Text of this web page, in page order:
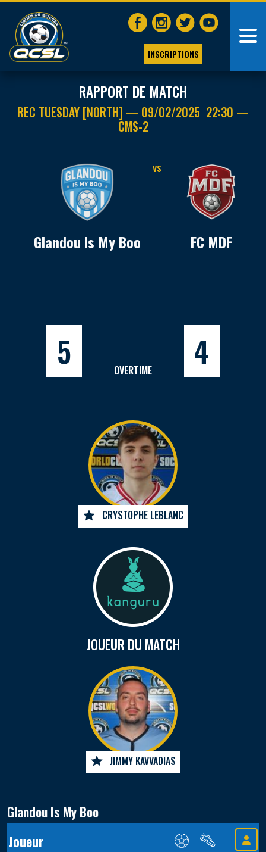
INSCRIPTIONS
RAPPORT DE MATCH
REC TUESDAY [NORTH] — 09/02/2025 22:30 —
CMS-2
Glandou Is My Boo
VS
FC MDF
5 OVERTIME 4
CRYSTOPHE LEBLANC
JOUEUR DU MATCH
JIMMY KAVVADIAS
Glandou Is My Boo
Joueur